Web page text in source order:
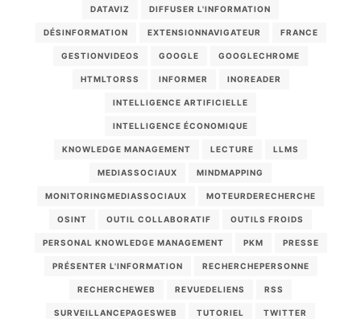
DATAVIZ DIFFUSER L'INFORMATION
DÉSINFORMATION EXTENSIONNAVIGATEUR FRANCE
GESTIONVIDEOS GOOGLE GOOGLECHROME
HTMLTORSS INFORMER INOREADER
INTELLIGENCE ARTIFICIELLE
INTELLIGENCE ÉCONOMIQUE
KNOWLEDGE MANAGEMENT LECTURE LLMS
MEDIASSOCIAUX MINDMAPPING
MONITORINGMEDIASSOCIAUX MOTEURDERECHERCHE
OSINT OUTIL COLLABORATIF OUTILS FROIDS
PERSONAL KNOWLEDGE MANAGEMENT PKM PRESSE
PRÉSENTER L'INFORMATION RECHERCHEPERSONNE
RECHERCHEWEB REVUEDELIENS RSS
SURVEILLANCEPAGESWEB TUTORIEL TWITTER